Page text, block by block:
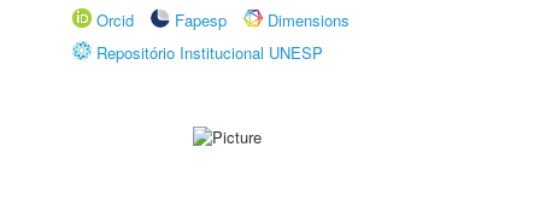
Orcid
Fapesp
Dimensions
Repositório Institucional UNESP